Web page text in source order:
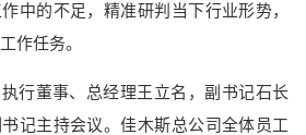
中的不足，精准研判当下行业形势，
作任务。
行董事、总经理王立名，副书记石长
记主持会议。佳木斯总公司全体员工